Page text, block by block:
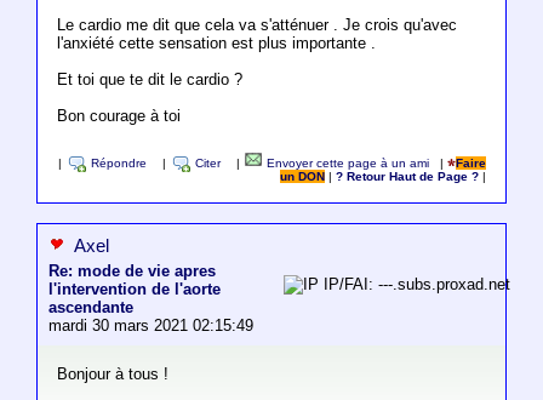
Le cardio me dit que cela va s'atténuer . Je crois qu'avec
l'anxiété cette sensation est plus importante .
Et toi que te dit le cardio ?
Bon courage à toi
Répondre Citer Envoyer cette page à un ami |
Faire
un DON
|? Retour Haut de Page ?
Axel
Re: mode de vie apres
l'intervention de l'aorte
ascendante
mardi 30 mars 2021 02:15:49
IP/FAI: ---.subs.proxad.net
Bonjour à tous !